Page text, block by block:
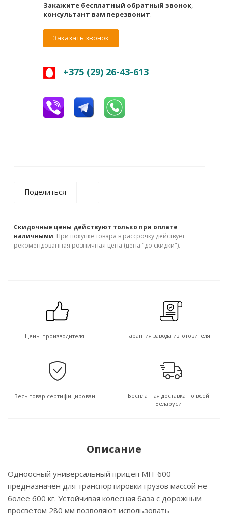
Закажите бесплатный обратный звонок,
консультант вам перезвонит.
Заказать звонок
+375 (29) 26-43-613
Поделиться
Скидочные цены действуют только при оплате
наличными. При покупке товара в рассрочку действует
рекомендованная розничная цена (цена "до скидки").
Цены производителя Гарантия завода изготовителя
Весь товар сертифицирован
Бесплатная доставка по всей
Беларуси
Описание
Одноосный универсальный прицеп МП-600
предназначен для транспортировки грузов массой не
более 600 кг. Устойчивая колесная база с дорожным
просветом 280 мм позволяют использовать